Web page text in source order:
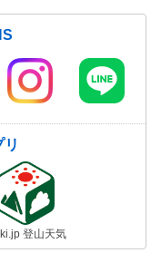
登山天気